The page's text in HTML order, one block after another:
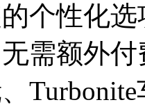
个性化
需额外